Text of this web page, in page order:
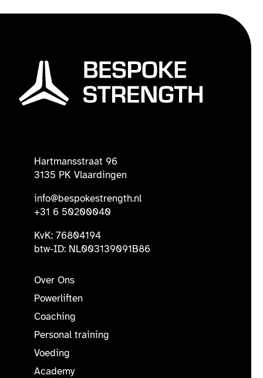
Hartmansstraat 96
3135 PK Vlaardingen
info@bespokestrength.nl
+31 6 50200040
KvK: 76804194
btw-ID: NL003139091B86
Over Ons
Powerliften
Coaching
Personal training
Voeding
Academy